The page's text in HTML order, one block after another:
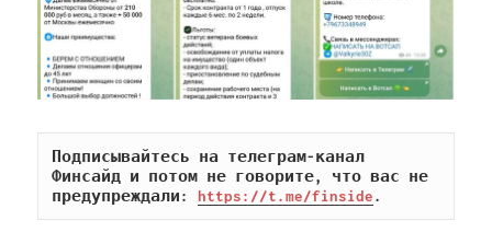
Подписывайтесь на телеграм-канал
Финсайд и потом не говорите, что вас не
предупреждали: https://t.me/finside.